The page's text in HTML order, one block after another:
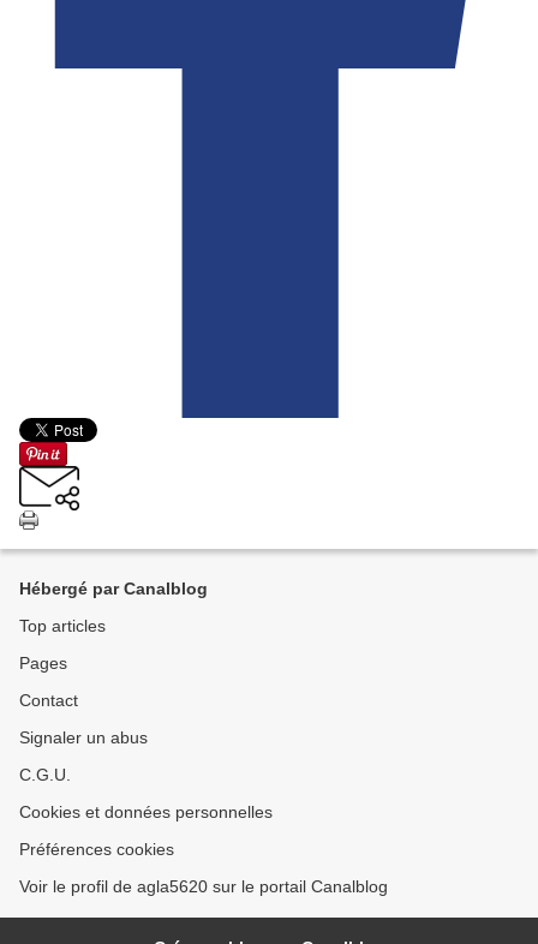
Hébergé par Canalblog
Top articles
Pages
Contact
Signaler un abus
C.G.U.
Cookies et données personnelles
Préférences cookies
Voir le profil de agla5620 sur le portail Canalblog